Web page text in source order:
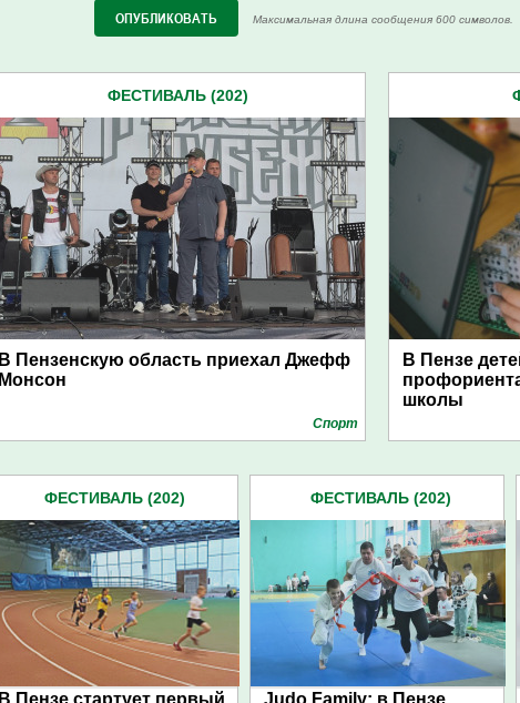
Максимальная длина сообщения 600 символов.
ФЕСТИВАЛЬ (202)
В Пензенскую область приехал Джефф
Монсон
Спорт
В Пензе
школы
ФЕСТИВАЛЬ (202)
В Пензе стартует первый
ФЕСТИВАЛЬ (202)
Judo Family: в Пензе